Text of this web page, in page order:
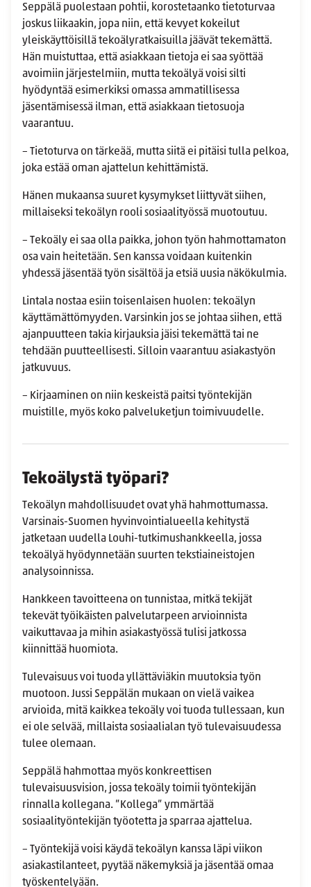
Seppälä puolestaan pohtii, korostetaanko tietoturvaa
joskus liikaakin, jopa niin, että kevyet kokeilut
yleiskäyttöisillä tekoälyratkaisuilla jäävät tekemättä.
Hän muistuttaa, että asiakkaan tietoja ei saa syöttää
avoimiin järjestelmiin, mutta tekoälyä voisi silti
hyödyntää esimerkiksi omassa ammatillisessa
jäsentämisessä ilman, että asiakkaan tietosuoja
vaarantuu.
– Tietoturva on tärkeää, mutta siitä ei pitäisi tulla pelkoa,
joka estää oman ajattelun kehittämistä.
Hänen mukaansa suuret kysymykset liittyvät siihen,
millaiseksi tekoälyn rooli sosiaalityössä muotoutuu.
– Tekoäly ei saa olla paikka, johon työn hahmottamaton
osa vain heitetään. Sen kanssa voidaan kuitenkin
yhdessä jäsentää työn sisältöä ja etsiä uusia näkökulmia.
Lintala nostaa esiin toisenlaisen huolen: tekoälyn
käyttämättömyyden. Varsinkin jos se johtaa siihen, että
ajanpuutteen takia kirjauksia jäisi tekemättä tai ne
tehdään puutteellisesti. Silloin vaarantuu asiakastyön
jatkuvuus.
– Kirjaaminen on niin keskeistä paitsi työntekijän
muistille, myös koko palveluketjun toimivuudelle.
Tekoälystä työpari?
Tekoälyn mahdollisuudet ovat yhä hahmottumassa.
Varsinais-Suomen hyvinvointialueella kehitystä
jatketaan uudella Louhi-tutkimushankkeella, jossa
tekoälyä hyödynnetään suurten tekstiaineistojen
analysoinnissa.
Hankkeen tavoitteena on tunnistaa, mitkä tekijät
tekevät työikäisten palvelutarpeen arvioinnista
vaikuttavaa ja mihin asiakastyössä tulisi jatkossa
kiinnittää huomiota.
Tulevaisuus voi tuoda yllättäviäkin muutoksia työn
muotoon. Jussi Seppälän mukaan on vielä vaikea
arvioida, mitä kaikkea tekoäly voi tuoda tullessaan, kun
ei ole selvää, millaista sosiaalialan työ tulevaisuudessa
tulee olemaan.
Seppälä hahmottaa myös konkreettisen
tulevaisuusvision, jossa tekoäly toimii työntekijän
rinnalla kollegana. ”Kollega” ymmärtää
sosiaalityöntekijän työotetta ja sparraa ajattelua.
– Työntekijä voisi käydä tekoälyn kanssa läpi viikon
asiakastilanteet, pyytää näkemyksiä ja jäsentää omaa
työskentelyään.